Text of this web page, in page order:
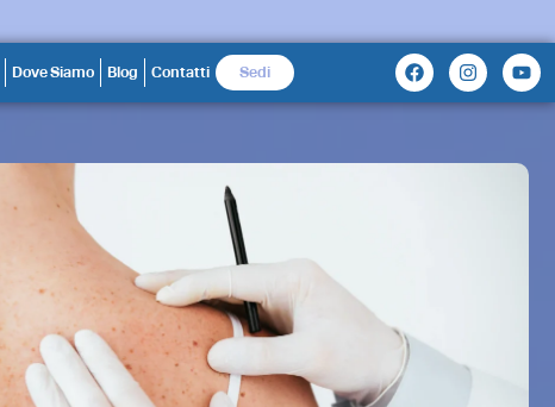
Dove Siamo Blog Contatti Sedi